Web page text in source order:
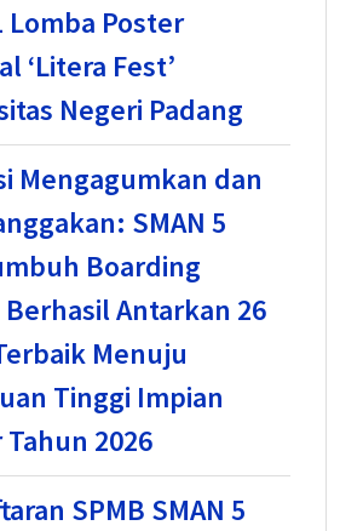
Lomba Poster
‘Litera Fest’
Negeri Padang
Mengagumkan dan
SMAN 5
Boarding
Antarkan 26
Menuju
Tinggi Impian
2026
SPMB SMAN 5